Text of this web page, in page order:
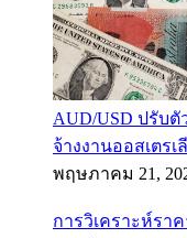
AUD/USD ปรับตั
จ้างงานออสเตร
พฤษภาคม 21,
การวิเคราะห์รา